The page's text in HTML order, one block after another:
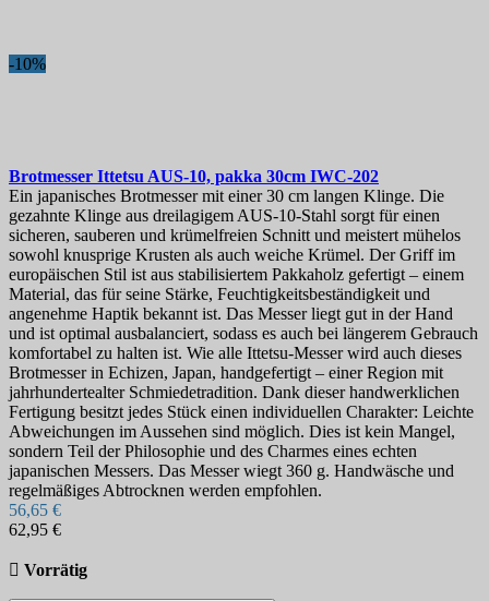
-10%
Brotmesser Ittetsu AUS-10, pakka 30cm IWC-202
Ein japanisches Brotmesser mit einer 30 cm langen Klinge. Die
gezahnte Klinge aus dreilagigem AUS-10-Stahl sorgt für einen
sicheren, sauberen und krümelfreien Schnitt und meistert mühelos
sowohl knusprige Krusten als auch weiche Krümel. Der Griff im
europäischen Stil ist aus stabilisiertem Pakkaholz gefertigt – einem
Material, das für seine Stärke, Feuchtigkeitsbeständigkeit und
angenehme Haptik bekannt ist. Das Messer liegt gut in der Hand
und ist optimal ausbalanciert, sodass es auch bei längerem Gebrauch
komfortabel zu halten ist. Wie alle Ittetsu-Messer wird auch dieses
Brotmesser in Echizen, Japan, handgefertigt – einer Region mit
jahrhundertealter Schmiedetradition. Dank dieser handwerklichen
Fertigung besitzt jedes Stück einen individuellen Charakter: Leichte
Abweichungen im Aussehen sind möglich. Dies ist kein Mangel,
sondern Teil der Philosophie und des Charmes eines echten
japanischen Messers. Das Messer wiegt 360 g. Handwäsche und
regelmäßiges Abtrocknen werden empfohlen.
56,65 €
62,95 €
 Vorrätig